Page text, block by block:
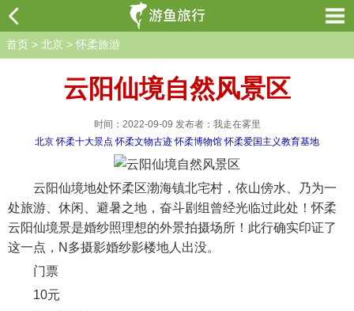
首页 > 北京 >怀柔旅游
云阳仙境自然风景区
时间：2022-09-09 发布者：我走在雾里
北京 怀柔十大景点 怀柔文物古迹 怀柔博物馆 怀柔爱国主义教育基地
云阳仙境地处怀柔区渤海镇北宅村，依山傍水、乃为一
处旅游、休闲、避暑之地，奋斗剧组曾经光临过此处！怀柔
云阳仙境景是婚纱照理想的外景拍摄场所！此行确实印证了
这一点，N多摄影婚纱影楼地人出没。
门票
10元